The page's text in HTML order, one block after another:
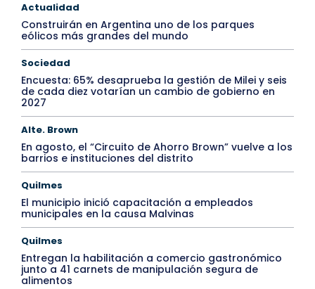
Actualidad
Construirán en Argentina uno de los parques
eólicos más grandes del mundo
Sociedad
Encuesta: 65% desaprueba la gestión de Milei y seis
de cada diez votarían un cambio de gobierno en
2027
Alte. Brown
En agosto, el “Circuito de Ahorro Brown” vuelve a los
barrios e instituciones del distrito
Quilmes
El municipio inició capacitación a empleados
municipales en la causa Malvinas
Quilmes
Entregan la habilitación a comercio gastronómico
junto a 41 carnets de manipulación segura de
alimentos